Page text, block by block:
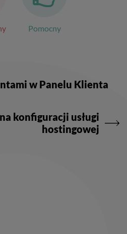
Pomocny
w Panelu Klienta
konfiguracji usługi
hostingowej